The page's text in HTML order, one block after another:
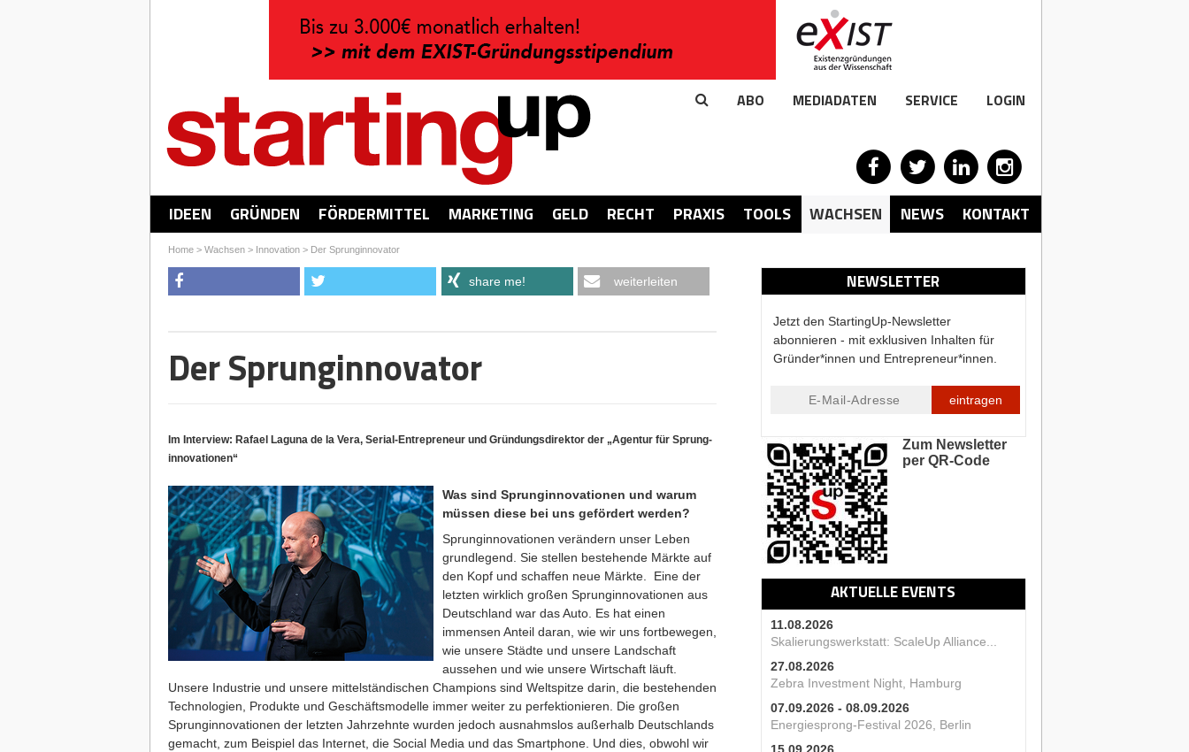
ABO MEDIADATEN SERVICE LOGIN
IDEEN GRÜNDEN FÖRDERMITTEL MARKETING GELD RECHT PRAXIS TOOLS WACHSEN NEWS KONTAKT
Home> Wachsen> Innovation> Der Sprunginnovator
NEWSLETTER
Jetzt den StartingUp-Newsletter
abonnieren - mit exklusiven Inhalten für
Gründer*innen und Entrepreneur*innen.
eintragen
Zum Newsletter
per QR-Code
AKTUELLE EVENTS
11.08.2026
Skalierungswerkstatt: ScaleUp Alliance...
27.08.2026
Zebra Investment Night, Hamburg
07.09.2026 - 08.09.2026
Energiesprong-Festival 2026, Berlin
share me! weiterleiten
Der Sprunginnovator
Im Interview: Rafael Laguna de la Vera, Serial-Entrepreneur und Gründungsdirektor der „Agentur für Sprung­
innovationen“
Was sind Sprunginnovationen und warum
müssen diese bei uns gefördert werden?
Sprunginnovationen verändern unser Leben
grundlegend. ­Sie stellen bestehende Märkte auf
den Kopf und schaffen neue Märkte. Eine der
letzten wirklich großen Sprunginnovationen aus
Deutschland war das Auto. Es hat einen
immensen Anteil daran, wie wir uns fortbewegen,
wie unsere Städte und unsere Landschaft
aussehen und wie unsere Wirtschaft läuft.
Unsere Industrie und unsere mittelständischen Champions sind Welt­spitze darin, die bestehenden
Technologien, Produkte und Geschäftsmodelle immer weiter zu perfektionieren. Die großen
Sprunginnovationen der letzten Jahrzehnte wurden jedoch ausnahmslos außerhalb Deutschlands
gemacht, zum Beispiel das Internet, die Social Media und das Smartphone. Und dies, obwohl wir